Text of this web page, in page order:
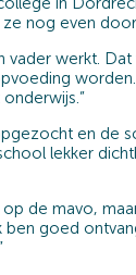
nog even
werkt.
en de
lekker
de mavo,
goed